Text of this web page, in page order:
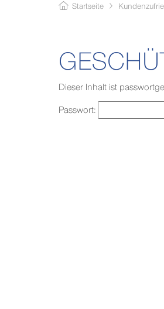
Startseite
Dieser Inhalt ist
Passwort: